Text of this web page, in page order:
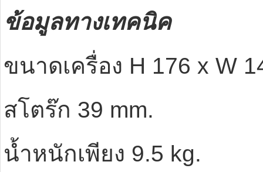
ข้อมูลทางเทคนิค
ขนาดเครื่อง H 176 x W
สโตร๊ก 39 mm.
นํ้าหนักเพียง 9.5 kg.